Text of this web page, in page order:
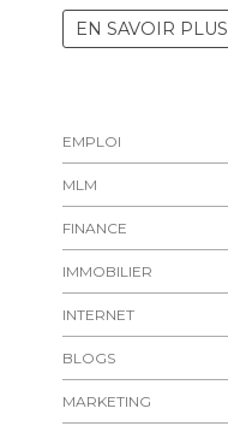
EN SAVOIR PLUS
EMPLOI
MLM
FINANCE
IMMOBILIER
INTERNET
BLOGS
MARKETING